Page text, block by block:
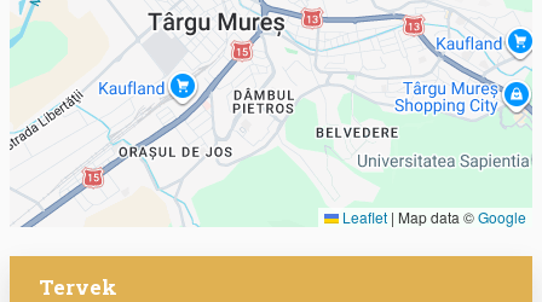
Leaflet | Map data ©Google
Tervek